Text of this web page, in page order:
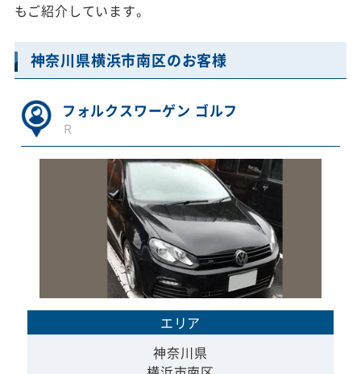
もご紹介しています。
神奈川県横浜市南区のお客様
フォルクスワーゲン ゴルフ
Ｒ
エリア
神奈川県